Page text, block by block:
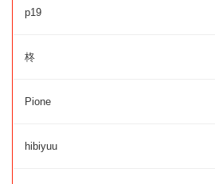
p19
柊
Pione
hibiyuu